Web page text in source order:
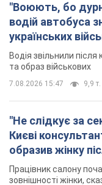
"Воюють, бо
водій автобуса
українських
Відео
Водія звільнили
та образ військових
7.08.2026 15:47 9,9 т.
"Не слідкує за
Києві
образив жінку
розгорівся
Працівник салону
зовнішності жінки,